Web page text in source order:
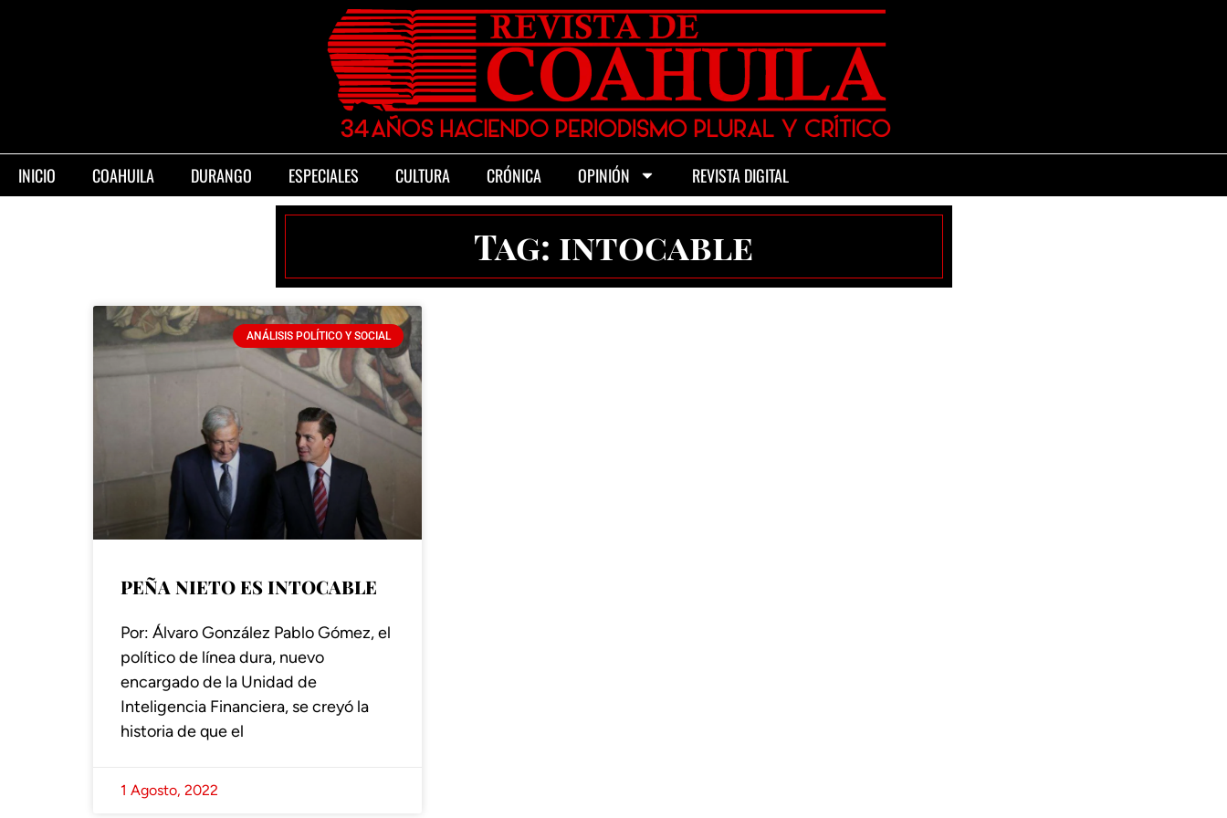
INICIO COAHUILA DURANGO ESPECIALES CULTURA CRÓNICA OPINIÓN REVISTA DIGITAL
Tag: intocable
ANÁLISIS POLÍTICO Y SOCIAL
PEÑA NIETO ES INTOCABLE
Por: Álvaro González Pablo Gómez, el
político de línea dura, nuevo
encargado de la Unidad de
Inteligencia Financiera, se creyó la
historia de que el
1 Agosto, 2022